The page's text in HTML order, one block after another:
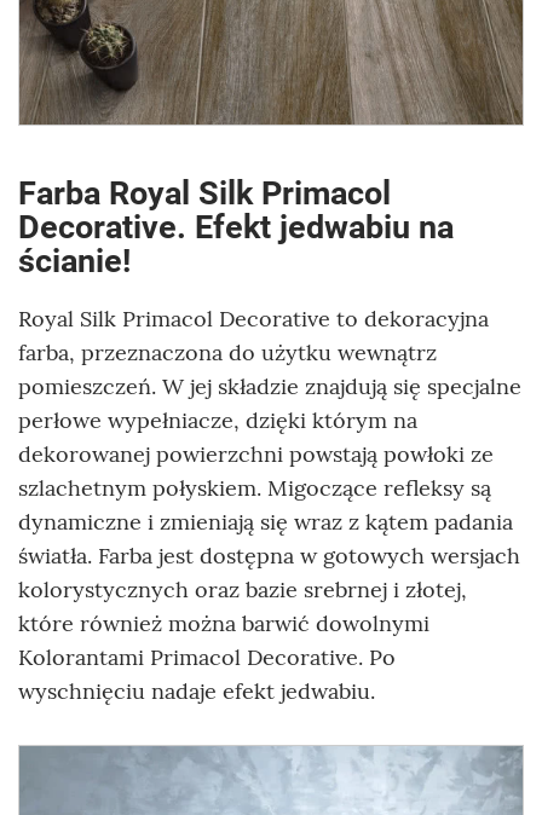
Farba Royal Silk Primacol
Decorative. Efekt jedwabiu na
ścianie!
Royal Silk Primacol Decorative to dekoracyjna
farba, przeznaczona do użytku wewnątrz
pomieszczeń. W jej składzie znajdują się specjalne
perłowe wypełniacze, dzięki którym na
dekorowanej powierzchni powstają powłoki ze
szlachetnym połyskiem. Migoczące refleksy są
dynamiczne i zmieniają się wraz z kątem padania
światła. Farba jest dostępna w gotowych wersjach
kolorystycznych oraz bazie srebrnej i złotej,
które również można barwić dowolnymi
Kolorantami Primacol Decorative. Po
wyschnięciu nadaje efekt jedwabiu.